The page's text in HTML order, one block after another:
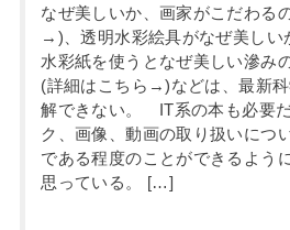
なぜ美しいか、画家がこだわる
→)、透明水彩絵具がなぜ美しい
水彩紙を使うとなぜ美しい滲み
(詳細はこちら→)などは、最新
解できない。 IT系の本も必要
ク、画像、動画の取り扱いにつ
である程度のことができるよう
思っている。 […]